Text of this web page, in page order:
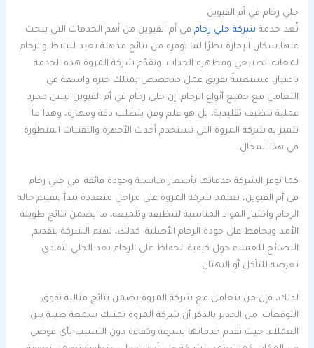
جلي رخام في أم القيوين
تُعد خدمة شركة جلي رخام في أم القيوين من أهم الخدمات التي يبحث
عنها سكان الإمارة نظرًا لما توفره من نتائج مذهلة تعيد للبلاط والرخام
لمعانه الطبيعي ومظهره الجذاب. وتقدّم شركة المروة هذه الخدمة
بامتياز، مستعينةً بفريق عمل متخصص يمتلك خبرة واسعة في
التعامل مع جميع أنواع الرخام. إن جلي رخام في أم القيوين ليس مجرد
عملية تنظيف تقليدية، بل هو علم وفن يتطلب دقة ومهارة، وهذا ما
تتميز به شركة المروة التي تستخدم أحدث الأجهزة والتقنيات المتطورة
في هذا المجال.
كما توفر الشركة خدماتها بأسعار مناسبة وجودة فائقة. في جلي رخام
في أم القيوين، تعتمد شركة المروة على مراحل متعددة تبدأ بتقييم حالة
الرخام واختيار المواد المناسبة لتنظيفه وتلميعه، ما يضمن نتائج طويلة
الأمد ويحافظ على جودة الرخام الأصلية. كذلك، تهتم الشركة بتقديم
النصائح للعملاء حول كيفية الحفاظ على الرخام بعد الجلي لتفادي
تعرضه للتآكل أو البهتان.
لذلك، فإن من يتعامل مع شركة المروة يضمن نتائج مثالية تفوق
التوقعات. من الجدير بالذكر أن شركة المروة تمتلك سمعة طيبة بين
العملاء، حيث تقدم خدماتها بسرعة وكفاءة دون التسبب بأي فوضى